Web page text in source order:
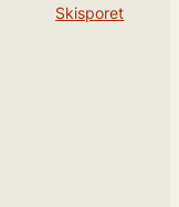
Skisporet